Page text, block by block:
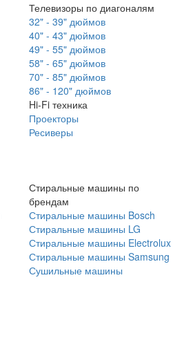
Телевизоры по диагоналям
32" - 39" дюймов
40" - 43" дюймов
49" - 55" дюймов
58" - 65" дюймов
70" - 85" дюймов
86" - 120" дюймов
Hi-Fi техника
Проекторы
Ресиверы
Стиральные машины по
брендам
Стиральные машины Bosch
Стиральные машины LG
Стиральные машины Electrolux
Стиральные машины Samsung
Сушильные машины